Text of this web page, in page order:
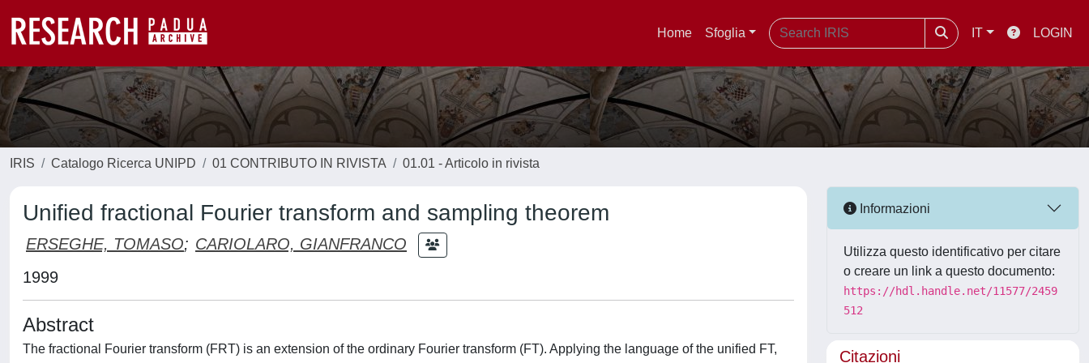
Home Sfoglia IT LOGIN
IRIS Catalogo Ricerca UNIPD 01 CONTRIBUTO IN RIVISTA 01.01 - Articolo in rivista
Unified fractional Fourier transform and sampling theorem
ERSEGHE, TOMASO; CARIOLARO, GIANFRANCO
1999
Abstract
The fractional Fourier transform (FRT) is an extension of the ordinary Fourier transform (FT). Applying the language of the unified FT,
Informazioni
Utilizza questo identificativo per citare
o creare un link a questo documento:
https://hdl.handle.net/11577/2459
512
Citazioni